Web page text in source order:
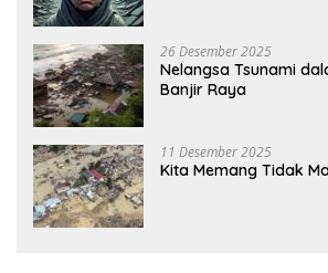
26 Desember 2025
Nelangsa Tsunami
Banjir Raya
11 Desember 2025
Kita Memang Tidak